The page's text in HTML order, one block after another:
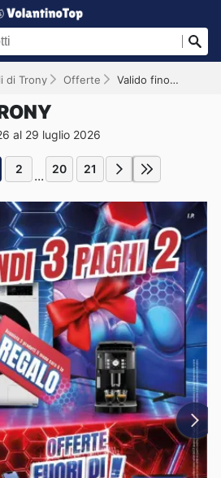
di Trony Offerte Valido fino al 29/07/2026
al 29 luglio 2026
2 ... 20 21